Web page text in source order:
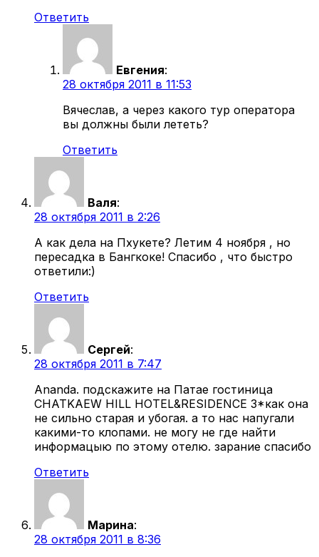
Ответить
Евгения:
28 октября 2011 в 11:53
Вячеслав, а через какого тур оператора
вы должны были лететь?
Ответить
Валя:
28 октября 2011 в 2:26
А как дела на Пхукете? Летим 4 ноября , но
пересадка в Бангкоке! Спасибо , что быстро
ответили:)
Ответить
Сергей:
28 октября 2011 в 7:47
Аnanda. подскажите на Патае гостиница
CHATKAEW HILL HOTEL&RESIDENCE 3*как она
не сильно старая и убогая. а то нас напугали
какими-то клопами. не могу не где найти
информацыю по этому отелю. зарание спасибо
Ответить
Марина:
28 октября 2011 в 8:36